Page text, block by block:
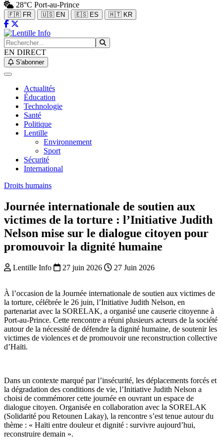
28°C Port-au-Prince
🇫🇷 FR 🇺🇸 EN 🇪🇸 ES 🇭🇹 KR
EN DIRECT
S'abonner
Actualités
Éducation
Technologie
Santé
Politique
Lentille
Environnement
Sport
Sécurité
International
Droits humains
Journée internationale de soutien aux
victimes de la torture : l’Initiative Judith
Nelson mise sur le dialogue citoyen pour
promouvoir la dignité humaine
Lentille Info 27 juin 2026 27 Juin 2026
À l’occasion de la Journée internationale de soutien aux victimes de
la torture, célébrée le 26 juin, l’Initiative Judith Nelson, en
partenariat avec la SORELAK, a organisé une causerie citoyenne à
Port-au-Prince. Cette rencontre a réuni plusieurs acteurs de la société
autour de la nécessité de défendre la dignité humaine, de soutenir les
victimes de violences et de promouvoir une reconstruction collective
d’Haïti.
Dans un contexte marqué par l’insécurité, les déplacements forcés et
la dégradation des conditions de vie, l’Initiative Judith Nelson a
choisi de commémorer cette journée en ouvrant un espace de
dialogue citoyen. Organisée en collaboration avec la SORELAK
(Solidarité pou Retounen Lakay), la rencontre s’est tenue autour du
thème : « Haïti entre douleur et dignité : survivre aujourd’hui,
reconstruire demain ».